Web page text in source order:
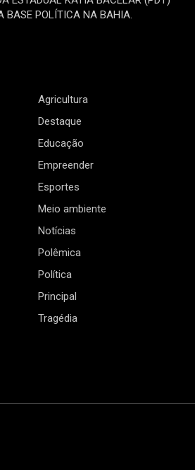
BASE POLÍTICA NA BAHIA.
Agricultura
Destaque
Educação
Empreender
Esportes
Meio ambiente
Notícias
Polêmica
Política
Principal
Tragédia